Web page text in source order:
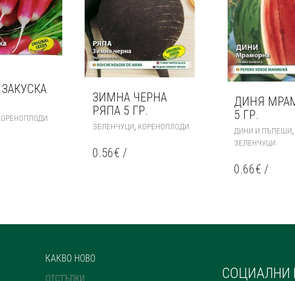
ЗИМНА ЧЕРНА
РЯПА 5 ГР.
ЗЕЛЕНЧУЦИ, КОРЕНОПЛОДИ
0.56€ /
ДИНЯ
5 ГР.
ДИНИ И ПЪПЕШИ,
ЗЕЛЕНЧУЦИ
0.66€ /
КАКВО НОВО
ОТСТЪПКИ
СОЦИАЛНИ